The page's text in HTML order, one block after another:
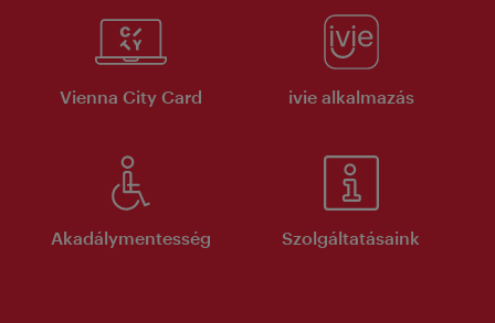
Vienna City Card ivie alkalmazás
Akadálymentesség Szolgáltatásaink